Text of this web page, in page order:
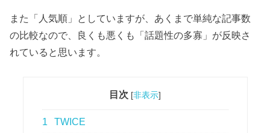
また「人気順」としていますが、あくまで単純な記事数
の比較なので、良くも悪くも「話題性の多寡」が反映さ
れていると思います。
目次 [非表示]
1 TWICE